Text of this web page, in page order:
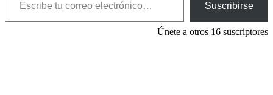
Suscribirse
Únete a otros 16 suscriptores